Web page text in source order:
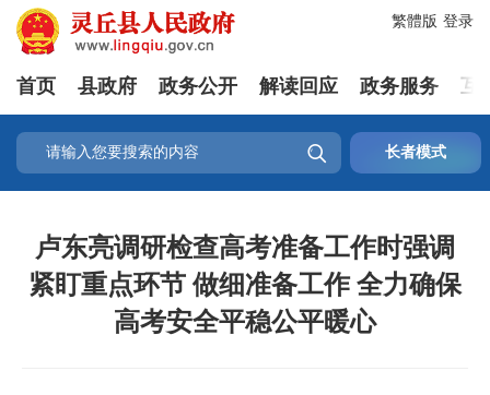
登录
繁體版
首页 县政府 政务公开 解读回应 政务服务 互
 长者模式
卢东亮调研检查高考准备工作时强调
紧盯重点环节 做细准备工作 全力确保
高考安全平稳公平暖心